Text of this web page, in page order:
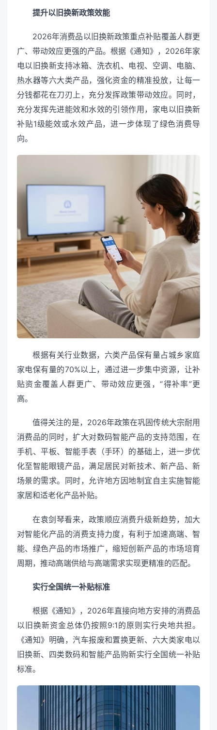
提升以旧换新政策效能
2026年消费品以旧换新政策重点补贴覆盖人群更
广、带动效应更强的产品。根据《通知》，2026年家
电以旧换新支持冰箱、洗衣机、电视、空调、电脑、
热水器等六大类产品，强化资金的精准投放，让每一
分钱都花在刀刃上，充分发挥政策带动效应。同时，
充分发挥先进能效和水效的引领作用，家电以旧换新
补贴1级能效或水效产品，进一步体现了绿色消费导
向。
根据有关行业数据，六类产品保有量占城乡家庭
家电保有量的70%以上，通过进一步集中资源，让补
贴资金覆盖人群更广、带动效应更强，“得补率”更
高。
值得关注的是，2026年政策在巩固传统大宗耐用
消费品的同时，扩大对数码智能产品的支持范围，在
手机、平板、智能手表（手环）的基础上，进一步优
化至智能眼镜产品，满足居民对新技术、新产品、新
场景的需求。同时，允许地方因地制宜自主实施智能
家居和适老化产品补贴。
在袁剑琴看来，政策顺应消费升级新趋势，加大
对智能化产品的消费支持力度，有利于加速高端、智
能、绿色产品的市场推广，缩短创新产品的市场培育
周期，推动高端供给与高端需求实现更精准的匹配。
实行全国统一补贴标准
根据《通知》，2026年直接向地方安排的消费品
以旧换新资金总体仍按照9:1的原则实行央地共担。
《通知》明确，汽车报废和置换更新、六大类家电以
旧换新、四类数码和智能产品购新实行全国统一补贴
标准。